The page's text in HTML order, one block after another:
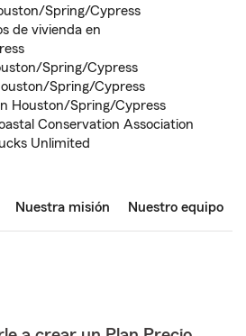
Spring/Cypress
de vivienda en
Spring/Cypress
Spring/Cypress
Houston/Spring/Cypress
Conservation Association
Unlimited
Nuestra misión Nuestro equipo